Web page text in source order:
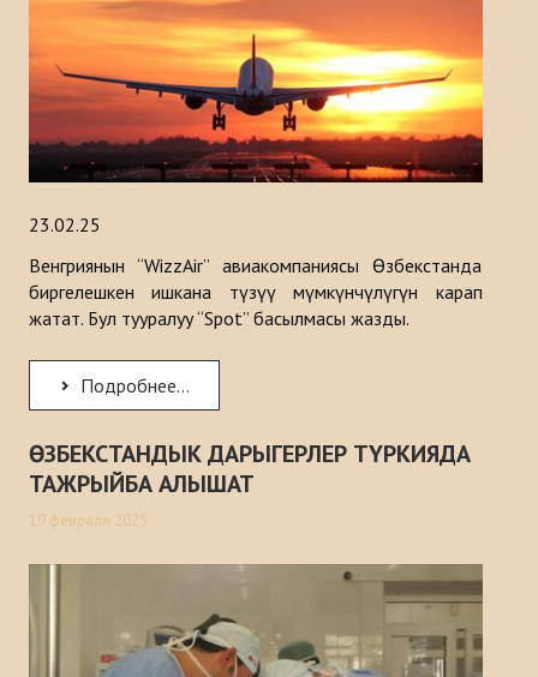
23.02.25
Венгриянын “WizzAir” авиакомпаниясы Өзбекстанда
биргелешкен ишкана түзүү мүмкүнчүлүгүн карап
жатат. Бул тууралуу “Spot” басылмасы жазды.
Подробнее...
ӨЗБЕКСТАНДЫК ДАРЫГЕРЛЕР ТҮРКИЯДА
ТАЖРЫЙБА АЛЫШАТ
19 февраля 2025